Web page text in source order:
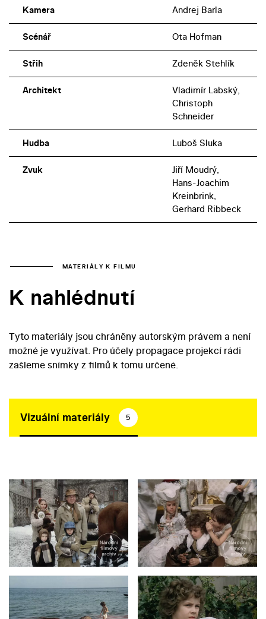
Kamera Andrej Barla
Scénář Ota Hofman
Střih Zdeněk Stehlík
Architekt
Vladimír Labský,
Christoph
Schneider
Hudba Luboš Sluka
Zvuk
Jiří Moudrý,
Hans-Joachim
Kreinbrink,
Gerhard Ribbeck
MATERIÁLY K FILMU
K nahlédnutí
Tyto materiály jsou chráněny autorským právem a není
možné je využívat. Pro účely propagace projekcí rádi
zašleme snímky z filmů k tomu určené.
Vizuální materiály 5